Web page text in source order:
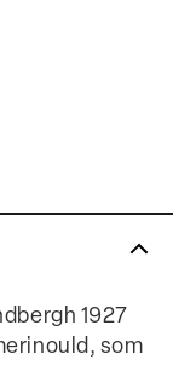
1927
som